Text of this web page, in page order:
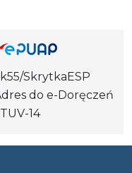
SkrytkaESP
14